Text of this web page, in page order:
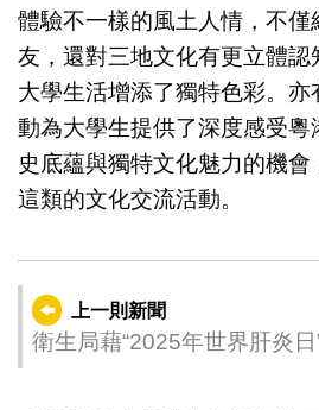
體驗不一樣的風土人情，不僅
友，還對三地文化有更立體認
大學生活增添了獨特色彩。
動為大學生提供了深度感受粵
史底蘊與獨特文化魅力的機
這類的文化交流活動。
上一則新聞
衛生局藉“2025年世界肝炎日”活動 與